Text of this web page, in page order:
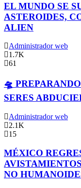
EL MUNDO SE
ASTEROIDES,
ALIEN
Administrador web
1.7K
61
🛸
SERES
Administrador web
2.1K
15
MÉXICO
NO